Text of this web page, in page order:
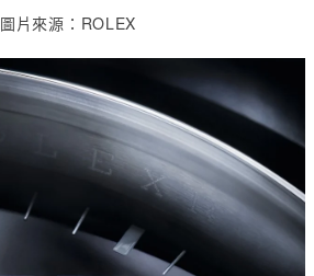
圖片來源： ROLEX